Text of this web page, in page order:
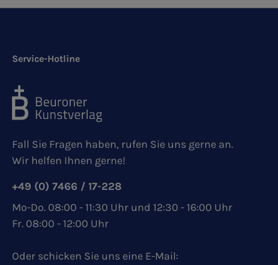
Service-Hotline
Fall Sie Fragen haben, rufen Sie uns gerne an.
Wir helfen Ihnen gerne!
+49 (0) 7466 / 17-228
Mo-Do. 08:00 - 11:30 Uhr und 12:30 - 16:00 Uhr
Fr. 08:00 - 12:00 Uhr
Oder schicken Sie uns eine E-Mail: